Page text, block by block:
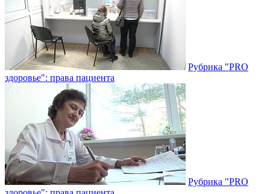
Рубрика "PRO
здоровье": права пациента
Рубрика "PRO